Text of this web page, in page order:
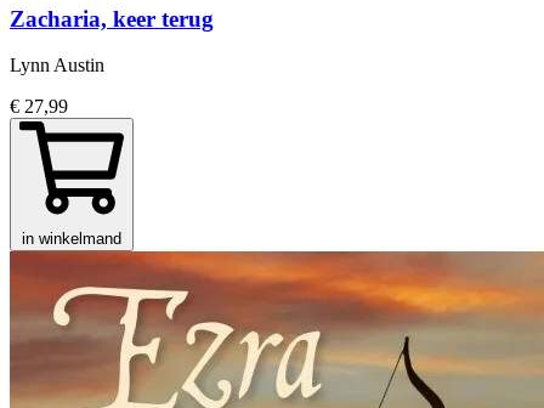
Zacharia, keer terug
Lynn Austin
€ 27,99
in winkelmand